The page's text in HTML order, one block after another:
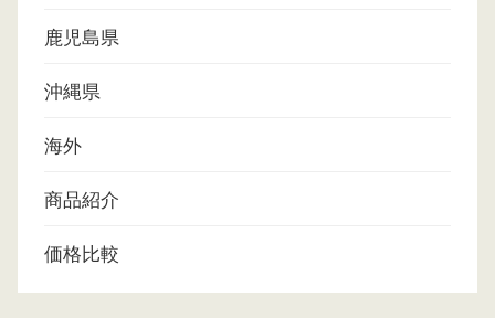
鹿児島県
沖縄県
海外
商品紹介
価格比較